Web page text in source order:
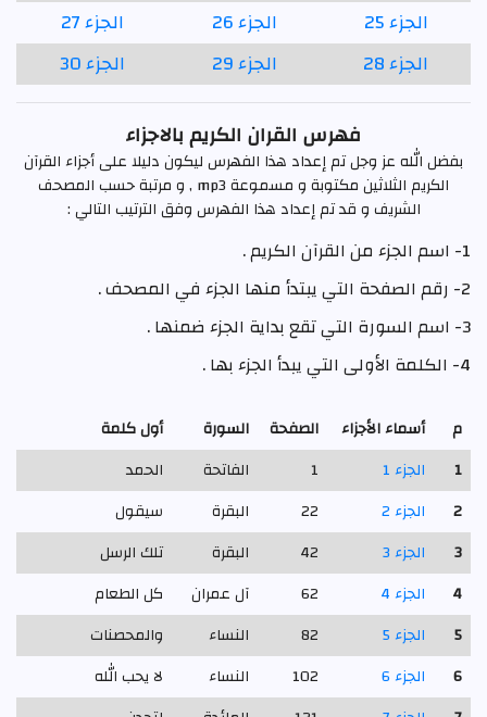
الجزء 25
الجزء 26
الجزء 27
الجزء 28
الجزء 29 الجزء 30
فهرس القران الكريم بالاجزاء
بفضل الله عز وجل تم إعداد هذا الفهرس ليكون دليلا على أجزاء القرآن
الكريم الثلاثين مكتوبة و مسموعة mp3 , و مرتبة حسب المصحف
الشريف و قد تم إعداد هذا الفهرس وفق الترتيب التالي :
1- اسم الجزء من القرآن الكريم .
2- رقم الصفحة التي يبتدأ منها الجزء في المصحف .
3- اسم السورة التي تقع بداية الجزء ضمنها .
4- الكلمة الأولى التي يبدأ الجزء بها .
م أسماء الأجزاء الصفحة السورة
أول كلمة
1
الجزء 1 1 الفاتحة
الحمد
2
الجزء 2 22 البقرة
سيقول
3
الجزء 3 42 البقرة
تلك الرسل
4
الجزء 4 62 آل عمران
كل الطعام
5
الجزء 5 82 النساء
والمحصنات
6
الجزء 6 102 النساء
لا يحب الله